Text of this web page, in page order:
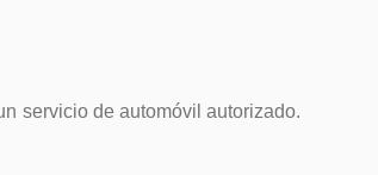
servicio de automóvil autorizado.